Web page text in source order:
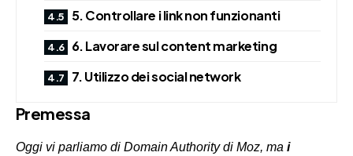
5. Controllare i link non funzionanti
6. Lavorare sul content marketing
7. Utilizzo dei social network
Premessa
Oggi vi parliamo di Domain Authority di Moz, ma i